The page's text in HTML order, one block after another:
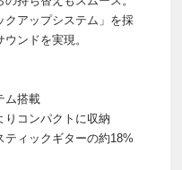
クアップシステム」を採
ンドを実現。
ム搭載
りコンパクトに収納
ティックギターの約18%